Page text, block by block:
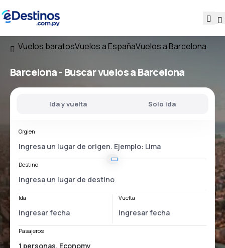
Vuelos baratosVuelos a EspañaVuelos a Barcelona
Barcelona - Buscar vuelos a Barcelona
Ida y vuelta Solo ida
Orgien
Destino
Ida Vuelta
Pasajeros